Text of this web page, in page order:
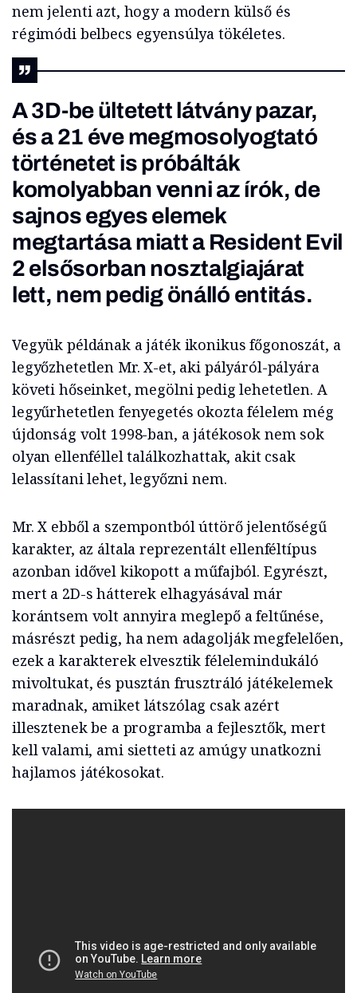
nem jelenti azt, hogy a modern külső és
régimódi belbecs egyensúlya tökéletes.
A 3D-be ültetett látvány pazar,
és a 21 éve megmosolyogtató
történetet is próbálták
komolyabban venni az írók, de
sajnos egyes elemek
megtartása miatt a Resident Evil
2 elsősorban nosztalgiajárat
lett, nem pedig önálló entitás.
Vegyük példának a játék ikonikus főgonoszát, a
legyőzhetetlen Mr. X-et, aki pályáról-pályára
követi hőseinket, megölni pedig lehetetlen. A
legyűrhetetlen fenyegetés okozta félelem még
újdonság volt 1998-ban, a játékosok nem sok
olyan ellenféllel találkozhattak, akit csak
lelassítani lehet, legyőzni nem.
Mr. X ebből a szempontból úttörő jelentőségű
karakter, az általa reprezentált ellenféltípus
azonban idővel kikopott a műfajból. Egyrészt,
mert a 2D-s hátterek elhagyásával már
korántsem volt annyira meglepő a feltűnése,
másrészt pedig, ha nem adagolják megfelelően,
ezek a karakterek elvesztik félelemindukáló
mivoltukat, és pusztán frusztráló játékelemek
maradnak, amiket látszólag csak azért
illesztenek be a programba a fejlesztők, mert
kell valami, ami sietteti az amúgy unatkozni
hajlamos játékosokat.